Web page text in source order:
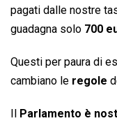
pagati dalle nostre
guadagna solo 700
Questi per paura di
cambiano le regole
Parlamento è